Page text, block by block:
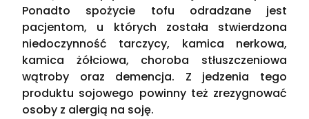
Ponadto spożycie tofu odradzane jest
pacjentom, u których została stwierdzona
niedoczynność tarczycy, kamica nerkowa,
kamica żółciowa, choroba stłuszczeniowa
wątroby oraz demencja. Z jedzenia tego
produktu sojowego powinny też zrezygnować
osoby z alergią na soję.